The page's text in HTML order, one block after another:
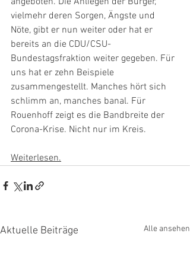
vielmehr deren Sorgen, Ängste und
Nöte, gibt er nun weiter oder hat er
bereits an die CDU/CSU-
Bundestagsfraktion weiter gegeben. Für
uns hat er zehn Beispiele
zusammengestellt. Manches hört sich
schlimm an, manches banal. Für
Rouenhoff zeigt es die Bandbreite der
Corona-Krise. Nicht nur im Kreis.
Weiterlesen.
Aktuelle Beiträge Alle ansehen